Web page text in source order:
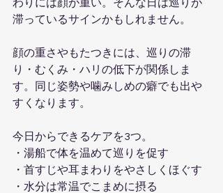
わりには顔が重い。そんな日は巡りが
滞っているサインかもしれません。
顔の重さやもたつきには、巡りの滞
り・むくみ・ハリの低下が関係しま
す。同じ姿勢や噛みしめの癖でも出や
すくなります。
今日からできるケアを3つ。
・湯船で体を温めて巡りを促す
・首すじや耳まわりをやさしくほぐす
・水分は常温でこまめに摂る